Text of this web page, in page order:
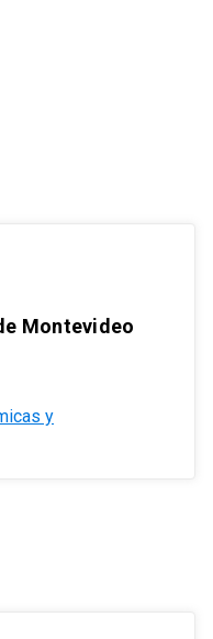
Montevideo
y